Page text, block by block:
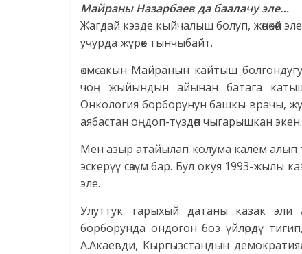
Майраны Назарбаев да баалачу эле…
Жагдай кээде кыйчалыш болуп, жөнөкөй
учурда жүрөк тынчыбайт.
өкмө акын Майранын кайтыш
чоң жыйындын айынан батага
Онкология борборунун башкы врачы,
аябастан оңдоп-түздөп чыгарышкан
Мен азыр атайылап колума калем алып
эскерүү сөзүм бар. Бул окуя 1993-
эле.
Улуттук тарыхый датаны казак эли
борборунда ондогон боз үйлөрдү
А.Акаевди, Кыргызстандын